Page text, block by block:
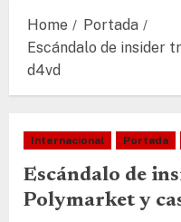
Home
Portada
Escándalo de insider
d4vd
Internacional Portada
Escándalo de
Polymarket y